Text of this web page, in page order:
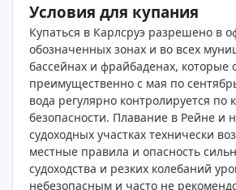
Условия для купания
Купаться в Карлсруэ разрешено в
обозначенных зонах и во всех
бассейнах и фрайбаденах, которые
преимущественно с мая по
вода регулярно контролируется по
безопасности. Плавание в Рейне и
судоходных участках технически
местные правила и опасность
судоходства и резких колебаний
небезопасным и часто не